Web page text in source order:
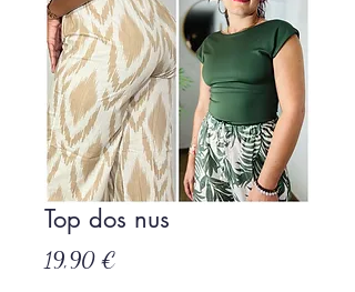
Top dos nus
19,90 €